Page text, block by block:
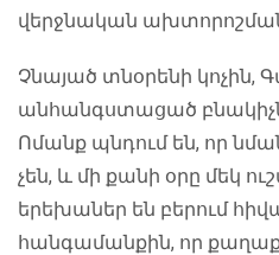
վերջնական
Չնայած տնօրենի կոչին,
անհանգստացած
Ոմանք պնդում են, որ
չեն, և մի քանի օրը մեկ
երեխաներ են բերում
հանգամանքին, որ